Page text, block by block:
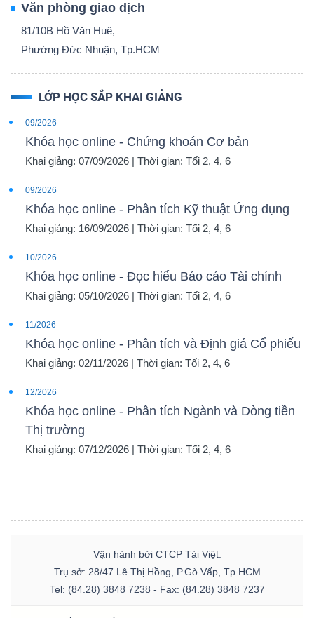
Văn phòng giao dịch
81/10B Hồ Văn Huê,
Phường Đức Nhuận, Tp.HCM
LỚP HỌC SẮP KHAI GIẢNG
09/2026
Khóa học online - Chứng khoán Cơ bản
Khai giảng: 07/09/2026 | Thời gian: Tối 2, 4, 6
09/2026
Khóa học online - Phân tích Kỹ thuật Ứng dụng
Khai giảng: 16/09/2026 | Thời gian: Tối 2, 4, 6
10/2026
Khóa học online - Đọc hiểu Báo cáo Tài chính
Khai giảng: 05/10/2026 | Thời gian: Tối 2, 4, 6
11/2026
Khóa học online - Phân tích và Định giá Cổ phiếu
Khai giảng: 02/11/2026 | Thời gian: Tối 2, 4, 6
12/2026
Khóa học online - Phân tích Ngành và Dòng tiền
Thị trường
Khai giảng: 07/12/2026 | Thời gian: Tối 2, 4, 6
Vận hành bởi CTCP Tài Việt.
Trụ sở: 28/47 Lê Thị Hồng, P.Gò Vấp, Tp.HCM
Tel: (84.28) 3848 7238 - Fax: (84.28) 3848 7237